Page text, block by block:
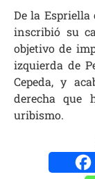
De la
inscribió su
objetivo de
izquierda de
Cepeda, y
derecha que
uribismo.